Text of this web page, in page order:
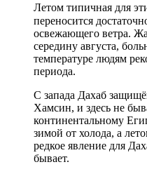
Летом типичная для
переносится
освежающего ветра.
середину августа,
температуре людям
периода.
С запада Дахаб
Хамсин, и здесь не
континентальному
зимой от холода, а
редкое явление для
бывает.